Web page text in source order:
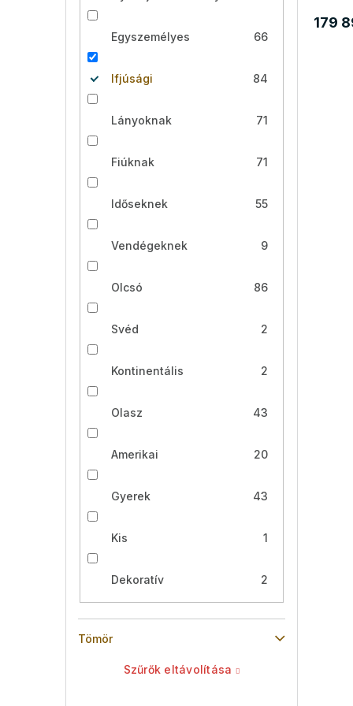
Egyszemélyes 66
Ifjúsági 84
Lányoknak 71
Fiúknak 71
Időseknek 55
Vendégeknek 9
Olcsó 86
Svéd 2
Kontinentális 2
Olasz 43
Amerikai 20
Gyerek 43
Kis 1
Dekoratív 2
Tömör
Szűrők eltávolítása
179